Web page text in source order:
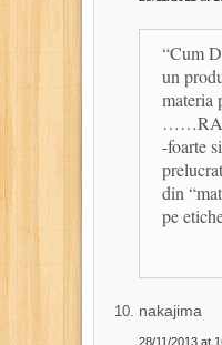
“Cum
un
materia
-foarte
din
pe
nakajima
28/11/2013 at